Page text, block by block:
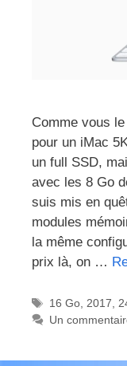
Comme vous
pour un iMac
un full SSD,
avec les 8 Go
suis mis en
modules
la même
prix là, on …
Étiquettes
16 Go, 2017
Un